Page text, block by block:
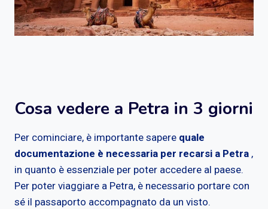
Cosa vedere a Petra in 3 giorni
Per cominciare, è importante sapere quale
documentazione è necessaria per recarsi a Petra ,
in quanto è essenziale per poter accedere al paese.
Per poter viaggiare a Petra, è necessario portare con
sé il passaporto accompagnato da un visto.